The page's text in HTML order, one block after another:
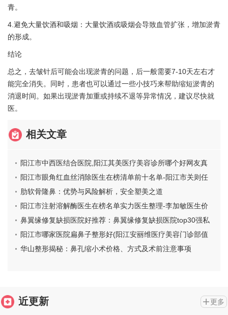
青。
4.避免大量饮酒和吸烟：大量饮酒或吸烟会导致血管扩张，增加淤青
的形成。
结论
总之，去皱针后可能会出现淤青的问题，后一般需要7-10天左右才
能完全消失。同时，患者也可以通过一些小技巧来帮助缩短淤青的
消退时间。如果出现淤青加重或持续不退等异常情况，建议尽快就
医。
相关文章
阳江市中西医结合医院,阳江其美医疗美容诊所哪个好网友真
实反馈
阳江市眼角红血丝消除医生在榜清单前十名单-阳江市关则任
整形医生
肋软骨隆鼻：优势与风险解析，安全塑美之道
阳江市注射溶解酶医生在榜名单实力医生整理-李加敏医生价
格优势多
鼻翼缘修复缺损医院好推荐：鼻翼缘修复缺损医院top30强私
藏分享
阳江市哪家医院扁鼻子整形好(阳江安丽维医疗美容门诊部值
得信赖)
华山整形揭秘：鼻孔缩小术价格、方式及术前注意事项
近更新 更多